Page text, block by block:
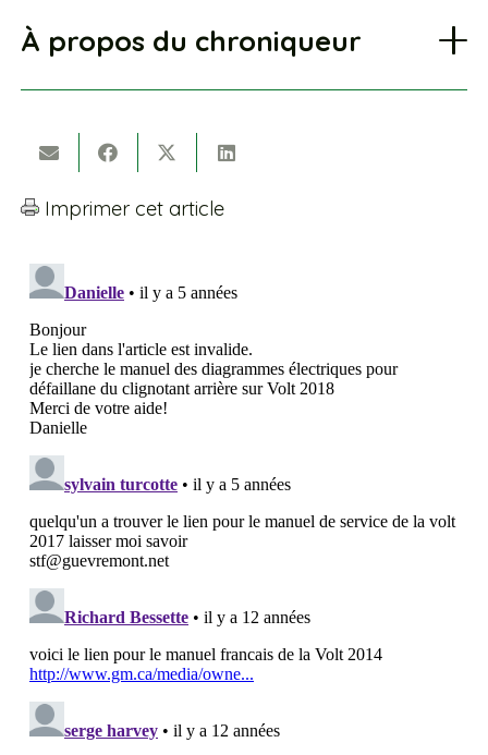
À propos du chroniqueur
Imprimer cet article